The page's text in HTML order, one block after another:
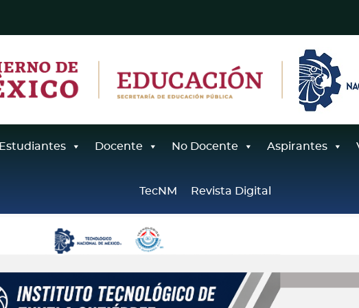
Estudiantes Docente No Docente Aspirantes
TecNM Revista Digital